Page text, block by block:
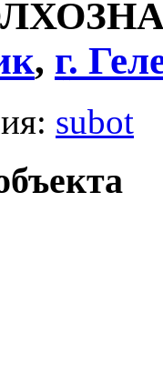
, г.
subot